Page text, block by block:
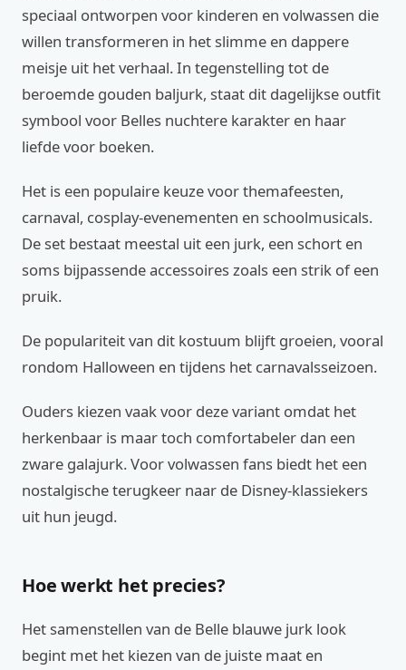
speciaal ontworpen voor kinderen en volwassen die
willen transformeren in het slimme en dappere
meisje uit het verhaal. In tegenstelling tot de
beroemde gouden baljurk, staat dit dagelijkse outfit
symbool voor Belles nuchtere karakter en haar
liefde voor boeken.
Het is een populaire keuze voor themafeesten,
carnaval, cosplay-evenementen en schoolmusicals.
De set bestaat meestal uit een jurk, een schort en
soms bijpassende accessoires zoals een strik of een
pruik.
De populariteit van dit kostuum blijft groeien, vooral
rondom Halloween en tijdens het carnavalsseizoen.
Ouders kiezen vaak voor deze variant omdat het
herkenbaar is maar toch comfortabeler dan een
zware galajurk. Voor volwassen fans biedt het een
nostalgische terugkeer naar de Disney-klassiekers
uit hun jeugd.
Hoe werkt het precies?
Het samenstellen van de Belle blauwe jurk look
begint met het kiezen van de juiste maat en